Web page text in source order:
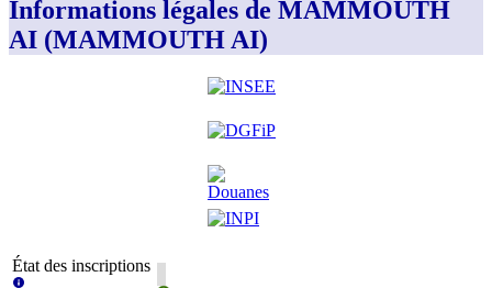
Informations légales de MAMMOUTH
AI (MAMMOUTH AI)
État des inscriptions